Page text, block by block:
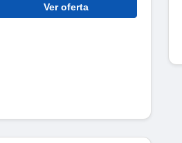
Ver oferta